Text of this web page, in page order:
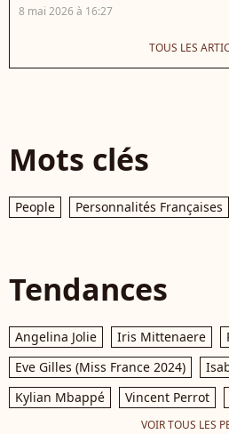
8 mai 2026 à 16:27
TOUS LES
Mots clés
People Personnalités Françaises
Tendances
Angelina Jolie Iris Mittenaere
Eve Gilles (Miss France 2024)
Kylian Mbappé
Vincent Perrot
VOIR TOUS LES